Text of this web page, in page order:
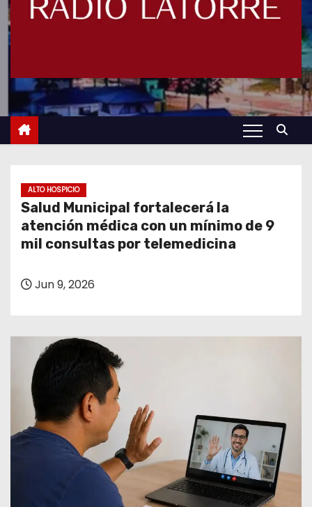
ALTO HOSPICIO
Salud Municipal fortalecerá la
atención médica con un mínimo de 9
mil consultas por telemedicina
Jun 9, 2026